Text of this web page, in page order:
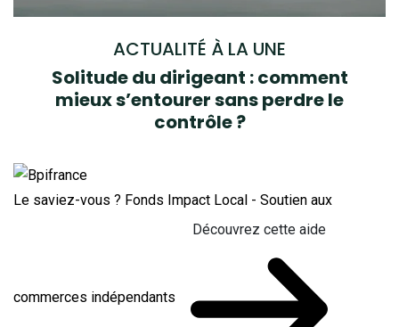
ACTUALITÉ À LA UNE
Solitude du dirigeant : comment
mieux s’entourer sans perdre le
contrôle ?
Le saviez-vous ? Fonds Impact Local - Soutien aux
commerces indépendants
Découvrez cette aide